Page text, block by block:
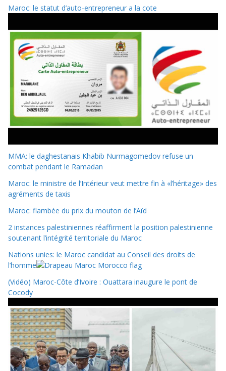
Maroc: le statut d’auto-entrepreneur a la cote
MMA: le daghestanais Khabib Nurmagomedov refuse un
combat pendant le Ramadan
Maroc: le ministre de l’Intérieur veut mettre fin à «l’héritage» des
agréments de taxis
Maroc: flambée du prix du mouton de l’Aïd
2 instances palestiniennes réaffirment la position palestinienne
soutenant l’intégrité territoriale du Maroc
Nations unies: le Maroc candidat au Conseil des droits de
l’homme
(Vidéo) Maroc-Côte d’Ivoire : Ouattara inaugure le pont de
Cocody